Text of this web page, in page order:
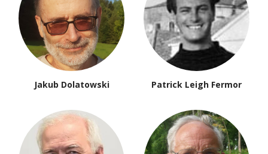
Jakub Dolatowski Patrick Leigh Fermor